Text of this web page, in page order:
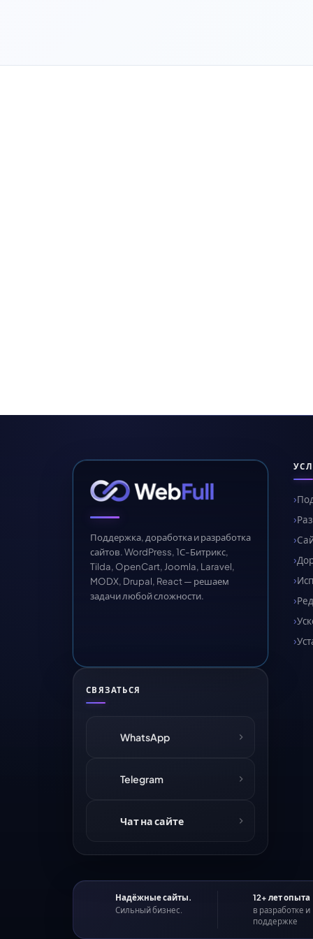
Поддержка, доработка и разработка
сайтов. WordPress, 1С-Битрикс,
Tilda, OpenCart, Joomla, Laravel,
MODX, Drupal, React — решаем
задачи любой сложности.
СВЯЗАТЬСЯ
WhatsApp
Telegram
Чат на сайте
Надёжные сайты.
Сильный бизнес.
12+ лет опыта
в разработке и
поддержке